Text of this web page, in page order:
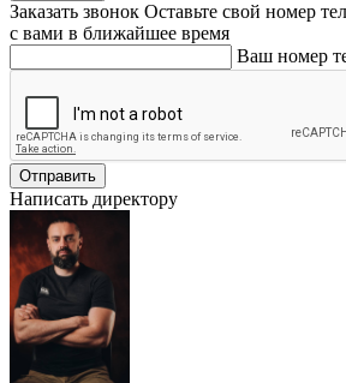
Заказать звонок Оставьте свой номер
с вами в ближайшее время
Ваш номер
Отправить
Написать директору